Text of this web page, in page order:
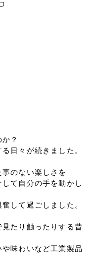
？
日々が続きました。
のない楽しさを
て自分の手を動かし
して過ごしました。
たり触ったりする昔
味わいなど工業製品